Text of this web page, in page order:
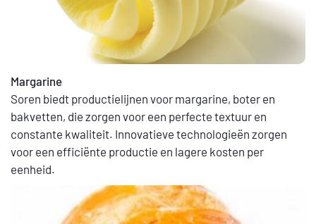
Margarine
Soren biedt productielijnen voor margarine, boter en
bakvetten, die zorgen voor een perfecte textuur en
constante kwaliteit. Innovatieve technologieën zorgen
voor een efficiënte productie en lagere kosten per
eenheid.